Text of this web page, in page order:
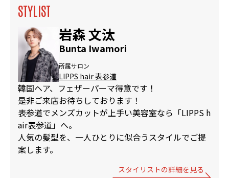
STYLIST
岩森 文汰
Bunta Iwamori
所属サロン
LIPPS hair 表参道
韓国ヘア、フェザーパーマ得意です！
是非ご来店お待ちしております！
表参道でメンズカットが上手い美容室なら「LIPPS h
air表参道」へ。
人気の髪型を、一人ひとりに似合うスタイルでご提
案します。
スタイリストの詳細を見る